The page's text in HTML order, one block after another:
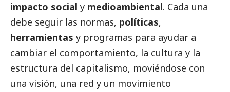
impacto social y medioambiental. Cada una
debe seguir las normas, políticas,
herramientas y programas para ayudar a
cambiar el comportamiento, la cultura y la
estructura del capitalismo, moviéndose con
una visión, una red y un movimiento